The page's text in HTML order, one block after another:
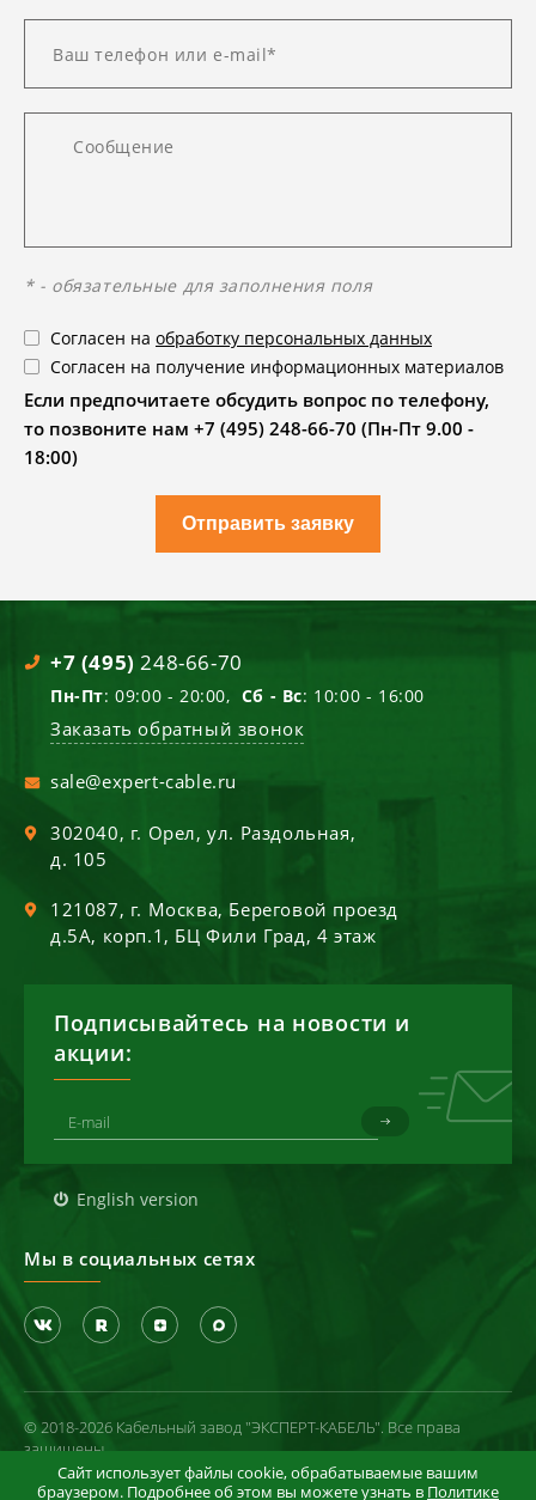
* - обязательные для заполнения поля
Согласен на обработку персональных данных
Согласен на получение информационных материалов
Если предпочитаете обсудить вопрос по телефону,
то позвоните нам +7 (495) 248-66-70 (Пн-Пт 9.00 -
18:00)
Отправить заявку
+7 (495) 248-66-70
Пн-Пт: 09:00 - 20:00, Сб - Вс: 10:00 - 16:00
Заказать обратный звонок
sale@expert-cable.ru
302040, г. Орел,ул. Раздольная,
д. 105
121087, г. Москва, Береговой проезд
д.5А, корп.1, БЦ Фили Град, 4 этаж
Подписывайтесь на новости и
акции:
English version
Мы в социальных сетях
© 2018-2026 Кабельный завод "ЭКСПЕРТ-КАБЕЛЬ". Все права
защищены
Политика конфиденциальности
Сайт использует файлы cookie, обрабатываемые вашим
браузером. Подробнее об этом вы можете узнать в Политике